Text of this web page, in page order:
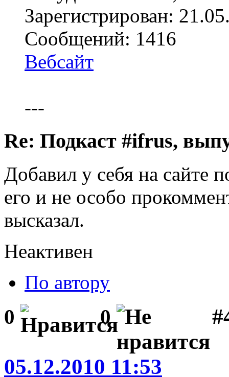
Зарегистрирован:
Сообщений: 1416
Вебсайт
---
Re: Подкаст #ifrus,
Добавил у себя на сайте
его и не особо
высказал.
Неактивен
По автору
0 0
05.12.2010 11:53